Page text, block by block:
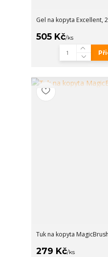
Gel na kopyta Excellent,
505 Kč/ks
Tuk na kopyta
279 Kč/ks